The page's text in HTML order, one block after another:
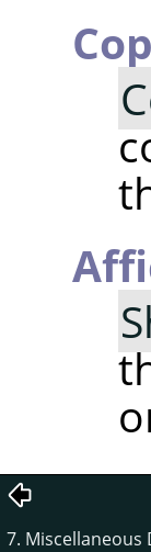
7. Miscellaneous